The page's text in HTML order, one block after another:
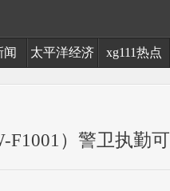
闻 太平洋经济 xg111热点
F1001）警卫执勤